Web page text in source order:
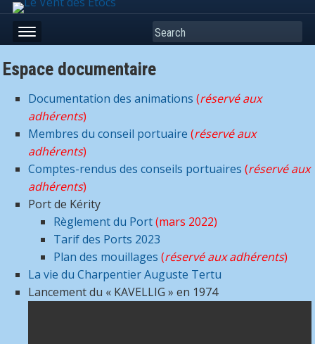
Search
Espace documentaire
Documentation des animations (réservé aux
adhérents)
Membres du conseil portuaire (réservé aux
adhérents)
Comptes-rendus des conseils portuaires (réservé aux
adhérents)
Port de Kérity
Règlement du Port (mars 2022)
Tarif des Ports 2023
Plan des mouillages (réservé aux adhérents)
La vie du Charpentier Auguste Tertu
Lancement du « KAVELLIG » en 1974